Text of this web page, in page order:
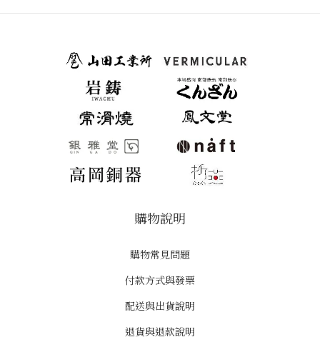
購物說明
購物常見問題
付款方式與發票
配送與出貨說明
退貨與退款說明